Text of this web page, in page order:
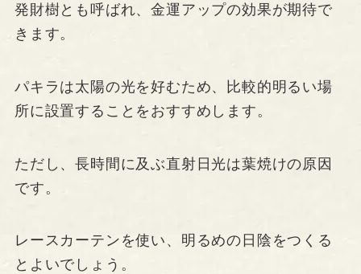
発財樹とも呼ばれ、金運アップの効果が期待で
きます。
パキラは太陽の光を好むため、比較的明るい場
所に設置することをおすすめします。
ただし、長時間に及ぶ直射日光は葉焼けの原因
です。
レースカーテンを使い、明るめの日陰をつくる
とよいでしょう。